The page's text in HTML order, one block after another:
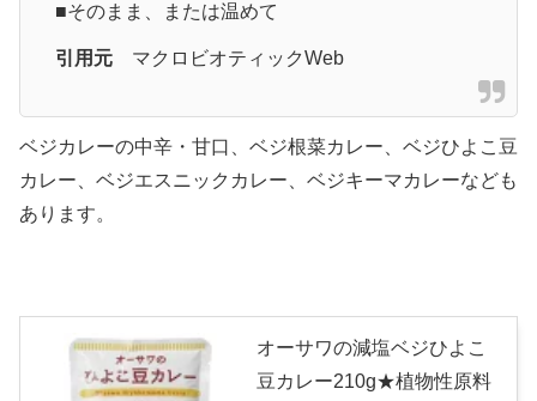
■そのまま、または温めて
引用元マクロビオティックWeb
ベジカレーの中辛・甘口、ベジ根菜カレー、ベジひよこ豆
カレー、ベジエスニックカレー、ベジキーマカレーなども
あります。
オーサワの減塩ベジひよこ
豆カレー210g★植物性原料